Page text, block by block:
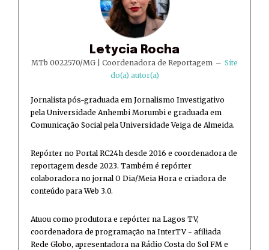
Letycia Rocha
MTb 0022570/MG | Coordenadora de Reportagem – Site
do(a) autor(a)
Jornalista pós-graduada em Jornalismo Investigativo
pela Universidade Anhembi Morumbi e graduada em
Comunicação Social pela Universidade Veiga de Almeida.
Repórter no Portal RC24h desde 2016 e coordenadora de
reportagem desde 2023. Também é repórter
colaboradora no jornal O Dia/Meia Hora e criadora de
conteúdo para Web 3.0.
Atuou como produtora e repórter na Lagos TV,
coordenadora de programação na InterTV - afiliada
Rede Globo, apresentadora na Rádio Costa do Sol FM e